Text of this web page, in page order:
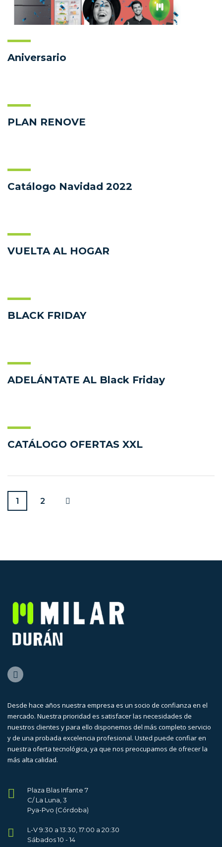
Aniversario
PLAN RENOVE
Catálogo Navidad 2022
VUELTA AL HOGAR
BLACK FRIDAY
ADELÁNTATE AL Black Friday
CATÁLOGO OFERTAS XXL
1 2
Desde hace años nuestra empresa es un socio de confianza en el
mercado. Nuestra prioridad es satisfacer las necesidades de
nuestros clientes y para ello disponemos del más completo servicio
y de una probada excelencia profesional. Usted puede confiar en
nuestra oferta tecnológica, ya que nos preocupamos de ofrecer la
más alta calidad.
Plaza Blas Infante 7
C/ La Luna, 3
Pya-Pvo (Córdoba)
L-V 9:30 a 13:30, 17:00 a 20:30
Sábados 10 - 14